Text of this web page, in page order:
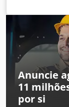
metros para
Sodkek
Anuncie
11
por si